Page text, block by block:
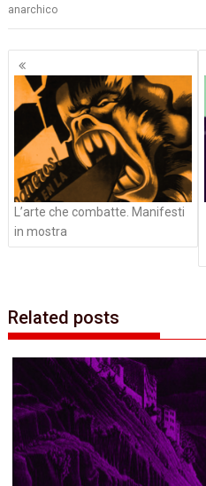
anarchico
Navigazione
articoli
L’arte che combatte. Manifesti
in mostra
Related posts